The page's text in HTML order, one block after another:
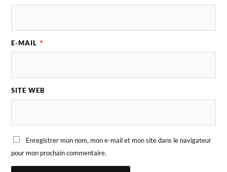
E-MAIL *
SITE WEB
Enregistrer mon nom, mon e-mail et mon site dans le navigateur
pour mon prochain commentaire.